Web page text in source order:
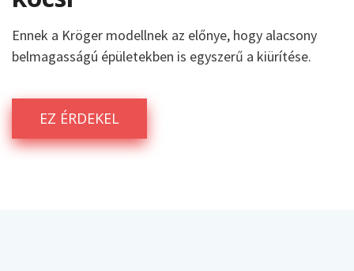
Ennek a Kröger modellnek az előnye, hogy alacsony
belmagasságú épületekben is egyszerű a kiürítése.
EZ ÉRDEKEL